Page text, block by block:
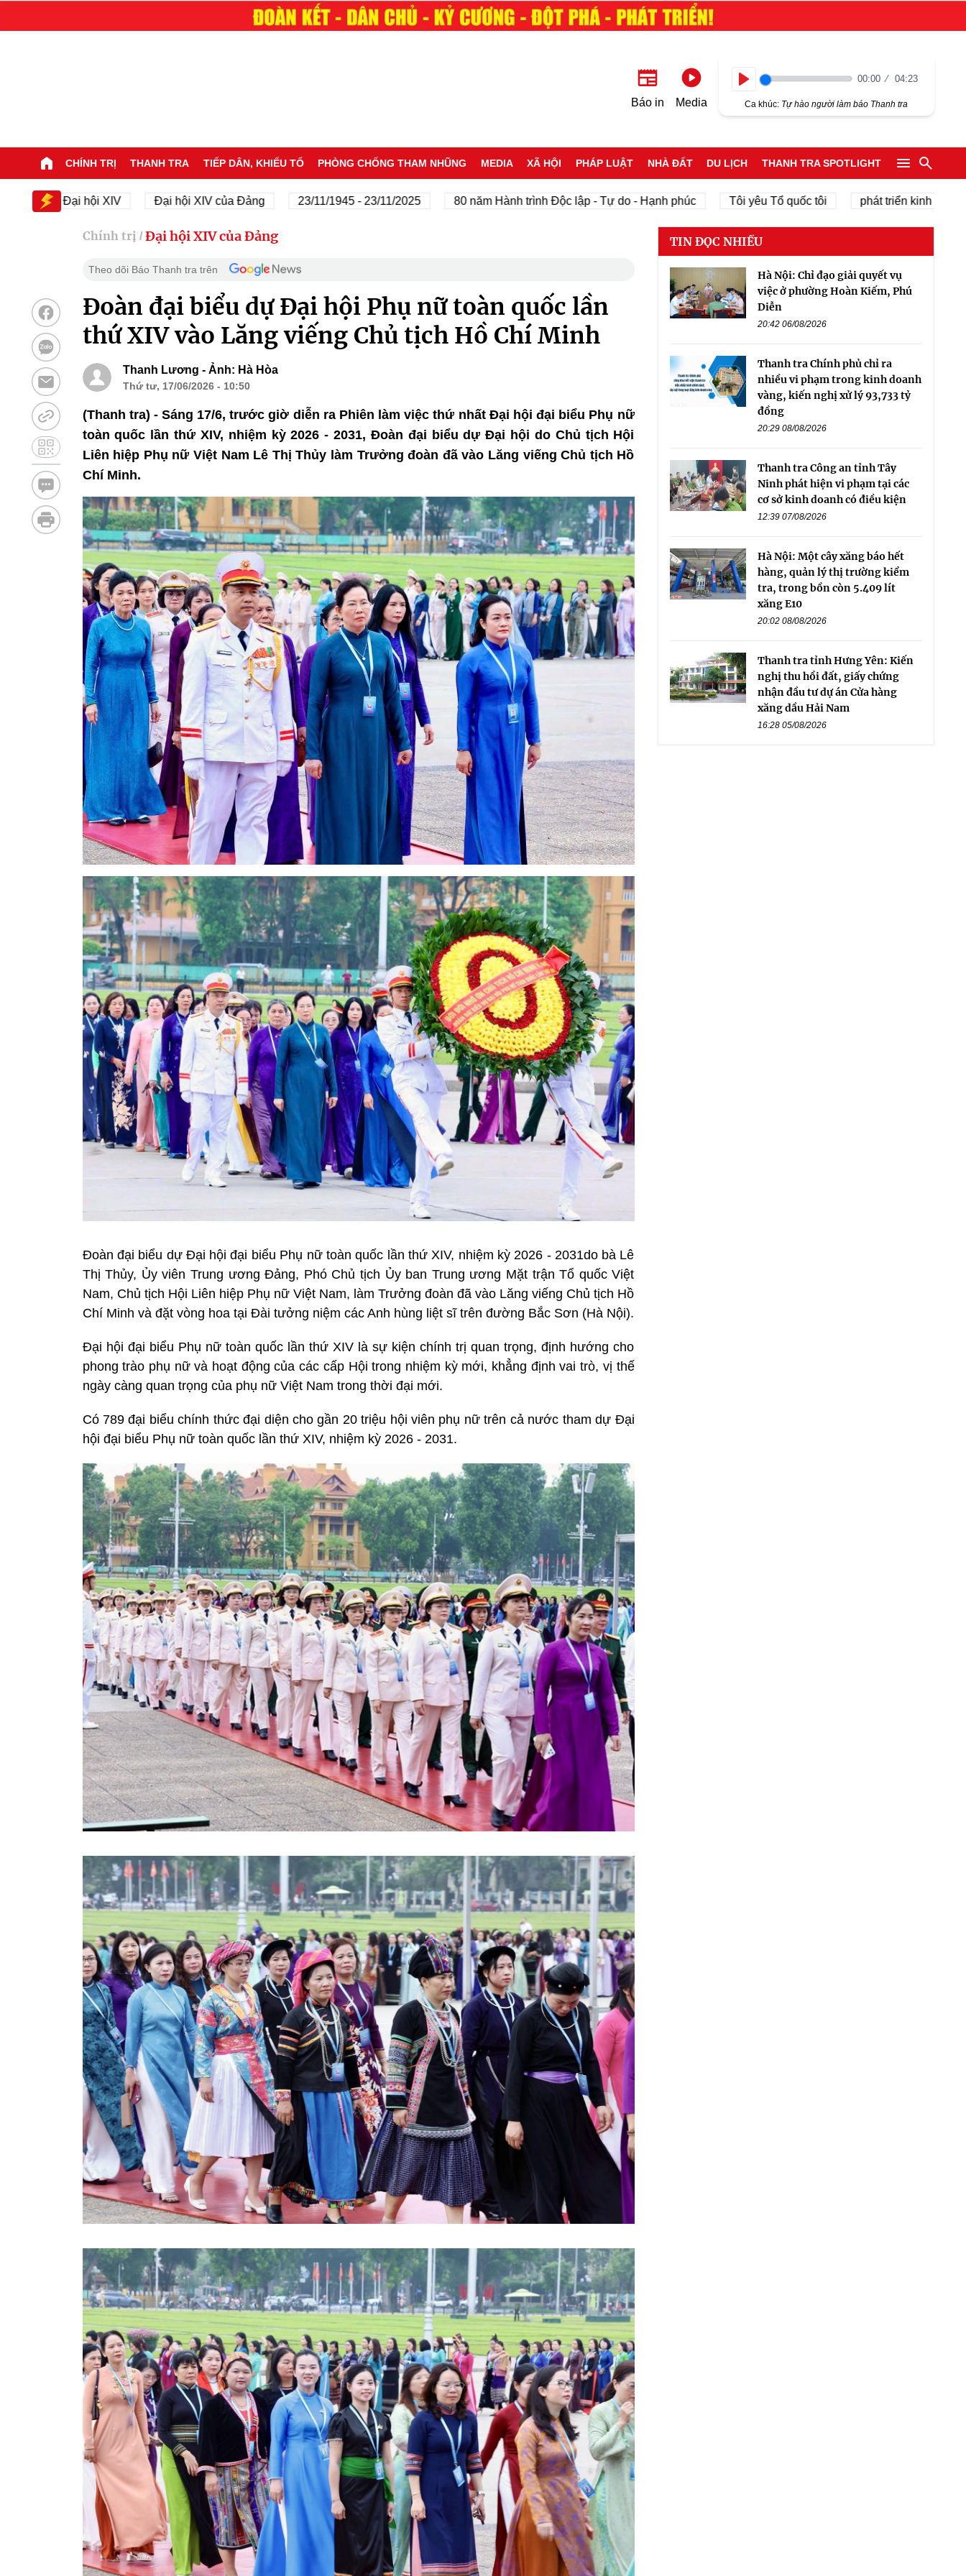
Báo in Media
00:00 04:23
Ca khúc: Tự hào người làm báo Thanh tra
CHÍNH TRỊ THANH TRA TIẾP DÂN, KHIẾU TỐ PHÒNG CHỐNG THAM NHŨNG MEDIA XÃ HỘI PHÁP LUẬT NHÀ ĐẤT DU LỊCH THANH TRA SPOTLIGHT
Đại hội XIV Đại hội XIV của Đảng 23/11/1945 - 23/11/2025 80 năm Hành trình Độc lập - Tự do - Hạnh phúc Tôi yêu Tổ quốc tôi phát triển kinh tế tư nhân
Chính trị / Đại hội XIV của Đảng
Theo dõi Báo Thanh tra trên
Đoàn đại biểu dự Đại hội Phụ nữ toàn quốc lần
thứ XIV vào Lăng viếng Chủ tịch Hồ Chí Minh
Thanh Lương - Ảnh: Hà Hòa
Thứ tư, 17/06/2026 - 10:50
(Thanh tra) - Sáng 17/6, trước giờ diễn ra Phiên làm việc thứ nhất Đại hội đại biểu Phụ nữ
toàn quốc lần thứ XIV, nhiệm kỳ 2026 - 2031, Đoàn đại biểu dự Đại hội do Chủ tịch Hội
Liên hiệp Phụ nữ Việt Nam Lê Thị Thủy làm Trưởng đoàn đã vào Lăng viếng Chủ tịch Hồ
Chí Minh.
Đoàn đại biểu dự Đại hội đại biểu Phụ nữ toàn quốc lần thứ XIV, nhiệm kỳ 2026 - 2031do bà Lê
Thị Thủy, Ủy viên Trung ương Đảng, Phó Chủ tịch Ủy ban Trung ương Mặt trận Tổ quốc Việt
Nam, Chủ tịch Hội Liên hiệp Phụ nữ Việt Nam, làm Trưởng đoàn đã vào Lăng viếng Chủ tịch Hồ
Chí Minh và đặt vòng hoa tại Đài tưởng niệm các Anh hùng liệt sĩ trên đường Bắc Sơn (Hà Nội).
Đại hội đại biểu Phụ nữ toàn quốc lần thứ XIV là sự kiện chính trị quan trọng, định hướng cho
phong trào phụ nữ và hoạt động của các cấp Hội trong nhiệm kỳ mới, khẳng định vai trò, vị thế
ngày càng quan trọng của phụ nữ Việt Nam trong thời đại mới.
Có 789 đại biểu chính thức đại diện cho gần 20 triệu hội viên phụ nữ trên cả nước tham dự Đại
hội đại biểu Phụ nữ toàn quốc lần thứ XIV, nhiệm kỳ 2026 - 2031.
TIN ĐỌC NHIỀU
Hà Nội: Chỉ đạo giải quyết vụ
việc ở phường Hoàn Kiếm, Phú
Diễn
20:42 06/08/2026
Thanh tra Chính phủ chỉ ra
nhiều vi phạm trong kinh doanh
vàng, kiến nghị xử lý 93,733 tỷ
đồng
20:29 08/08/2026
Thanh tra Công an tỉnh Tây
Ninh phát hiện vi phạm tại các
cơ sở kinh doanh có điều kiện
12:39 07/08/2026
Hà Nội: Một cây xăng báo hết
hàng, quản lý thị trường kiểm
tra, trong bồn còn 5.409 lít
xăng E10
20:02 08/08/2026
Thanh tra tỉnh Hưng Yên: Kiến
nghị thu hồi đất, giấy chứng
nhận đầu tư dự án Cửa hàng
xăng dầu Hải Nam
16:28 05/08/2026